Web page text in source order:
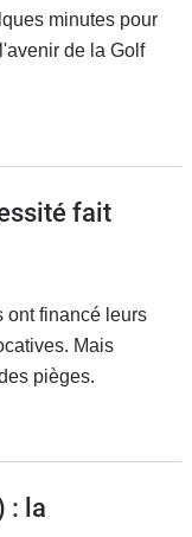
minutes pour
de la Golf
fait
ont financé leurs
Mais
pièges.
: la